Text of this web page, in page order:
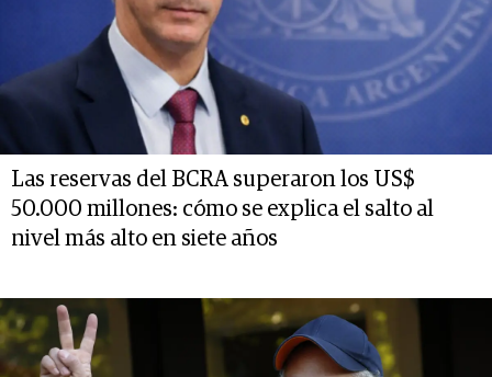
Las reservas del BCRA superaron los US$
50.000 millones: cómo se explica el salto al
nivel más alto en siete años